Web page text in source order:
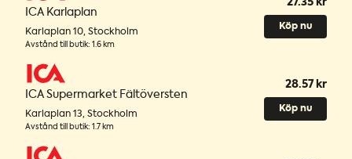
ICA Karlaplan
Karlaplan 10, Stockholm
Avstånd till butik: 1.6 km
27.35 kr
Köp nu
ICA Supermarket Fältöversten
Karlaplan 13, Stockholm
Avstånd till butik: 1.7 km
28.57 kr
Köp nu